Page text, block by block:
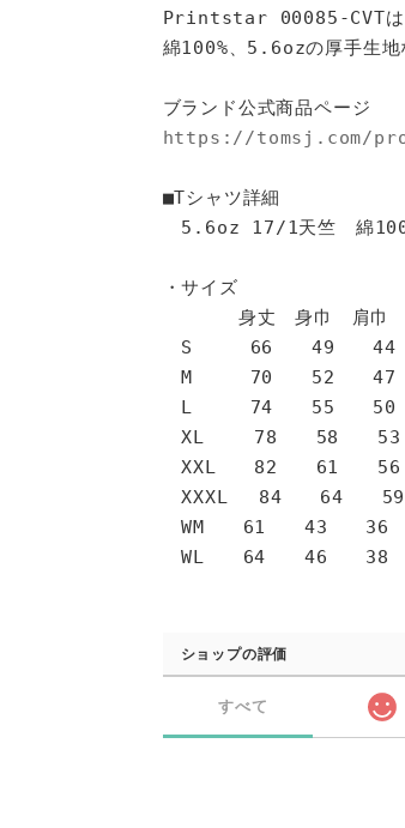
Printstar 00085-CVTは、
綿100%、5.6ozの厚手生地
ブランド公式商品ページ
https://tomsj.com/
■Tシャツ詳細
5.6oz 17/1天竺 綿
・サイズ
身丈 身巾 肩巾
S 66 49 44
M 70 52 47
L 74 55 50
XL 78 58
XXL 82 61
XXXL 84 64
WM 61 43 36
WL 64 46 38
ショップの評価
すべて